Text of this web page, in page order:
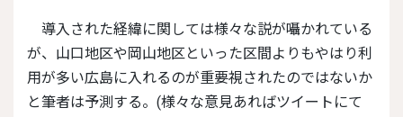
導入された経緯に関しては様々な説が囁かれている
が、山口地区や岡山地区といった区間よりもやはり利
用が多い広島に入れるのが重要視されたのではないか
と筆者は予測する。(様々な意見あればツイートにて